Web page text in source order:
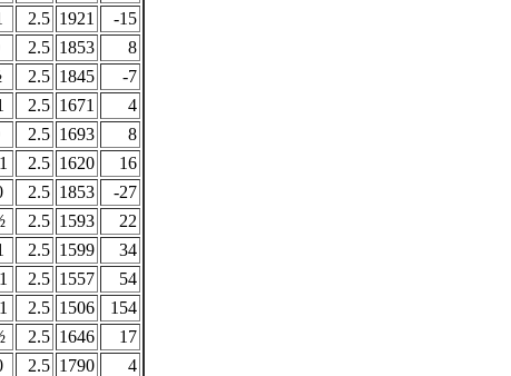
2.5 1921
-15
2.5 1853
8
2.5 1845
-7
2.5 1671
4
2.5 1693
8
2.5 1620
16
2.5 1853
-27
2.5 1593
22
2.5 1599
34
2.5 1557
54
2.5 1506
154
2.5 1646
17
2.5 1790
4